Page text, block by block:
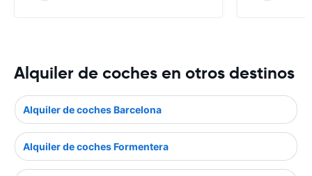
Alquiler de coches en otros destinos
Alquiler de coches Barcelona
Alquiler de coches Formentera